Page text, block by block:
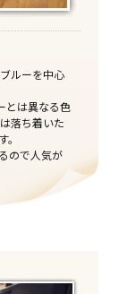
ルーを中心
とは異なる色
落ち着いた
ので人気が